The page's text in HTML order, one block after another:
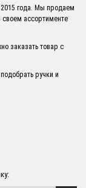
года. Мы продаем
ассортименте
заказать товар с
ручки и